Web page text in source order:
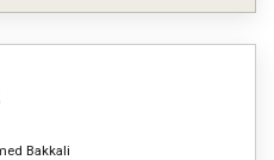
Bakkali